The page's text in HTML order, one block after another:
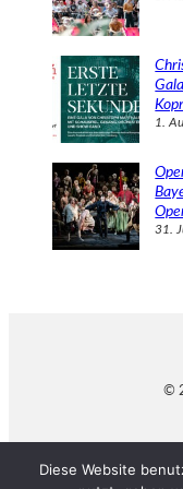
1.
31.
©
Diese Website